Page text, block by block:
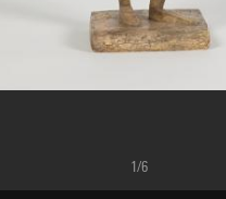
Lipchitz
1/6